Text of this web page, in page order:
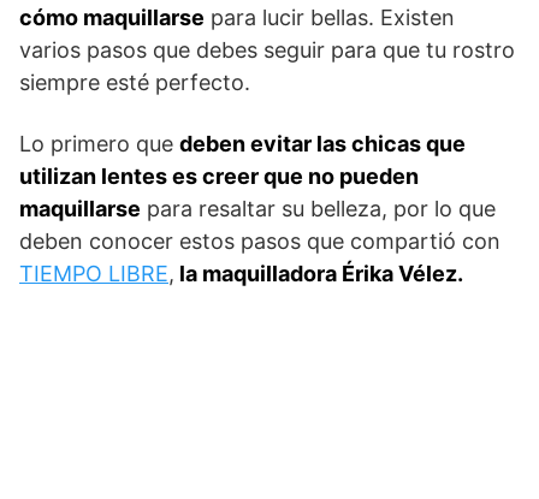
cómo maquillarse para lucir bellas. Existen
varios pasos que debes seguir para que tu rostro
siempre esté perfecto.
Lo primero que deben evitar las chicas que
utilizan lentes es creer que no pueden
maquillarse para resaltar su belleza, por lo que
deben conocer estos pasos que compartió con
TIEMPO LIBRE, la maquilladora Érika Vélez.